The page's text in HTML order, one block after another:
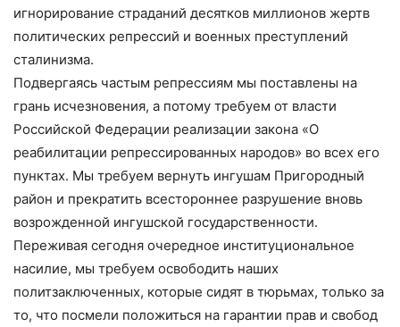
игнорирование страданий десятков миллионов жертв
политических репрессий и военных преступлений
сталинизма.
Подвергаясь частым репрессиям мы поставлены на
грань исчезновения, а потому требуем от власти
Российской Федерации реализации закона «О
реабилитации репрессированных народов» во всех его
пунктах. Мы требуем вернуть ингушам Пригородный
район и прекратить всестороннее разрушение вновь
возрожденной ингушской государственности.
Переживая сегодня очередное институциональное
насилие, мы требуем освободить наших
политзаключенных, которые сидят в тюрьмах, только за
то, что посмели положиться на гарантии прав и свобод